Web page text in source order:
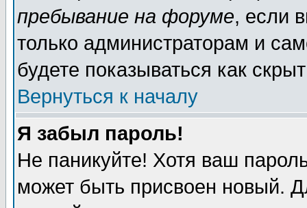
пребывание на форуме, если
только администраторам и
будете показываться как
Вернуться к началу
Я забыл пароль!
Не паникуйте! Хотя ваш
может быть присвоен новый.